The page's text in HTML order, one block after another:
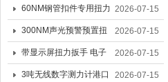
工行业用遥控式推拉力
计
专用扭矩扳手,产线质检
螺丝扭力专用扳手厂家
60NM钢管扣件专用扭力
扳手 脚手架扭力检测扳
手 工地扣件扭矩扳手品
牌
2026-07-15
300NM声光预警预置扭
力扳手 工业紧固专用数
显扭力工具厂家
2026-07-15
带显示屏扭力扳手 电子
数显扭力扳手 20NM精
2026-07-15
3吨无线数字测力计港口 2026-07-15